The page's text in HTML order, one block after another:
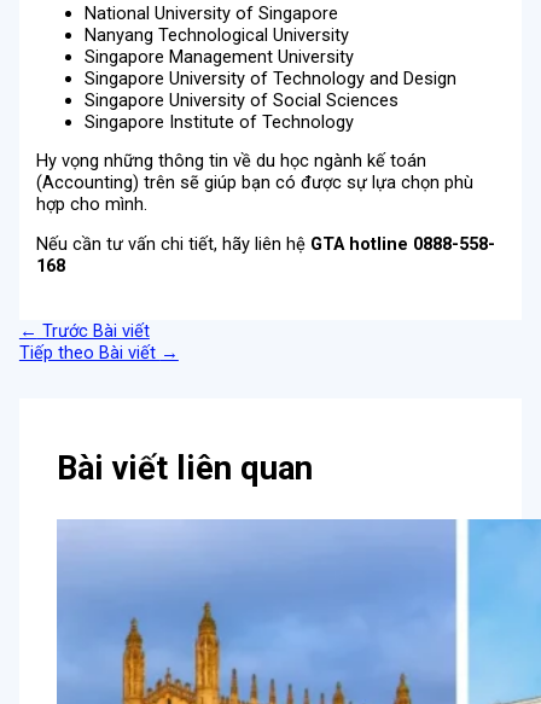
National University of Singapore
Nanyang Technological University
Singapore Management University
Singapore University of Technology and Design
Singapore University of Social Sciences
Singapore Institute of Technology
Hy vọng những thông tin về du học ngành kế toán
(Accounting) trên sẽ giúp bạn có được sự lựa chọn phù
hợp cho mình.
Nếu cần tư vấn chi tiết, hãy liên hệ GTA hotline 0888-558-
168
← Trước Bài viết
Tiếp theo Bài viết →
Bài viết liên quan